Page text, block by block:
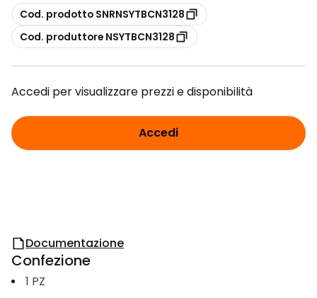
copia
Cod. prodotto SNRNSYTBCN3128
copia
Cod. produttore NSYTBCN3128
Accedi per visualizzare prezzi e disponibilità
Accedi
Documentazione
Confezione
1 PZ